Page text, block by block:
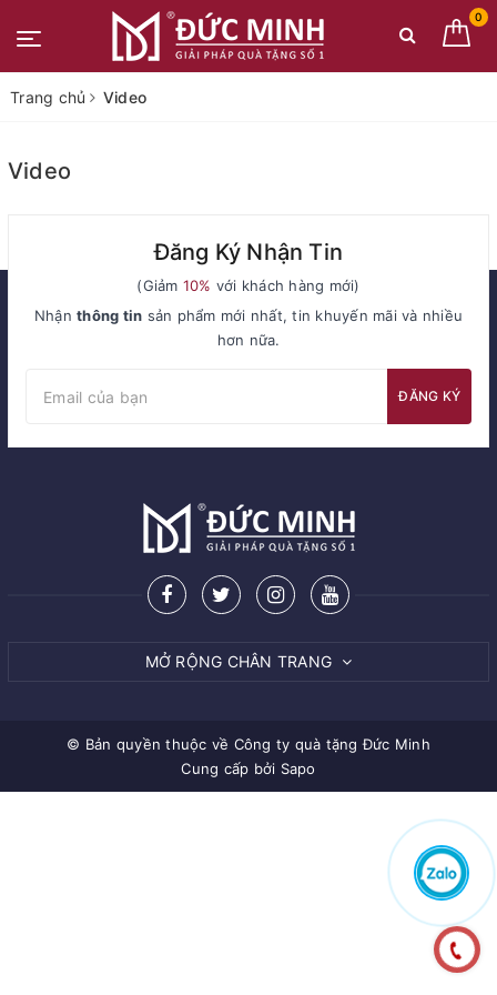
0
Trang chủ Video
Video
Đăng Ký Nhận Tin
(Giảm 10% với khách hàng mới)
Nhậnthông tin sản phẩm mới nhất, tin khuyến mãi và nhiều
hơn nữa.
ĐĂNG KÝ
MỞ RỘNG CHÂN TRANG
© Bản quyền thuộc về Công ty quà tặng Đức Minh
Cung cấp bởi Sapo